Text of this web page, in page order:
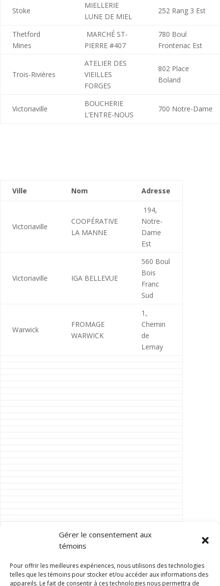
Gérer le consentement aux
témoins
Pour offrir les meilleures expériences, nous utilisons des technologies
telles que les témoins pour stocker et/ou accéder aux informations des
appareils. Le fait de consentir à ces technologies nous permettra de
Stoke
MIELLERIE
LUNE DE MIEL
252 Rang 3 Est
Thetford
Mines
MARCHÉ ST-
PIERRE #407
780 Boul
Frontenac Est
Trois-Rivières
ATELIER DES
VIEILLES
FORGES
802 Place
Boland
Victoriaville
BOUCHERIE
L’ENTRE-NOUS
700 Notre-Dame
Ville Nom Adresse
Victoriaville
COOPÉRATIVE
LA MANNE
194,
Notre-
Dame
Est
Victoriaville IGA BELLEVUE
560 Boul
Bois
Franc
Sud
Warwick
FROMAGE
WARWICK
1,
Chemin
de
Lemay